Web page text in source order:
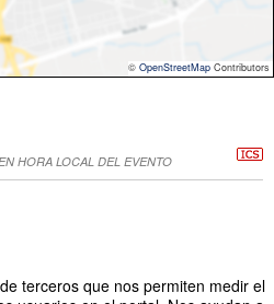
terceros que nos permiten medir el
© OpenStreetMap Contributors
HORA LOCAL DEL EVENTO